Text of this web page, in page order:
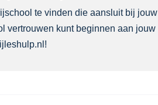
te vinden die aansluit bij jouw
vertrouwen kunt beginnen aan jouw